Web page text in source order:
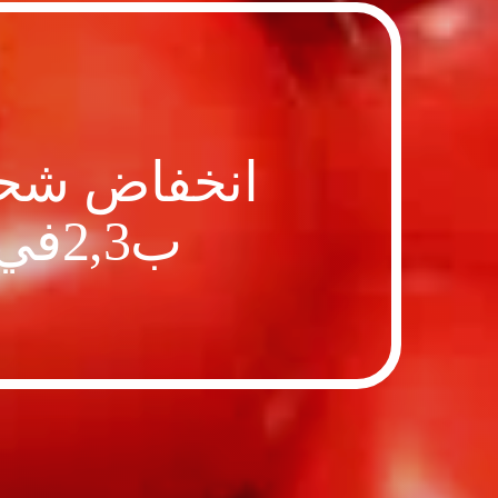
انخفاض
ب2,3في المائة مقارنة بالموسم السابق